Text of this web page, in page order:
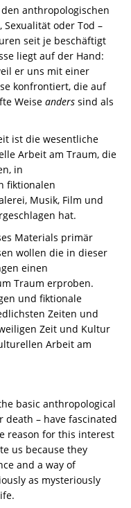
anthropologischen
oder Tod ­–
seit je beschäftigt
liegt auf der Hand:
er uns mit einer
konfrontiert, die auf
Weise anders sind als
ist die wesentliche
Arbeit am Traum, die
in
fiktionalen
Musik, Film und
hat.
Materials primär
wollen die in dieser
einen
Traum erproben.
und fiktionale
Zeiten und
Zeit und Kultur
Arbeit am
basic anthropological
death – have fascinated
reason for this interest
us because they
and a way of
as mysteriously